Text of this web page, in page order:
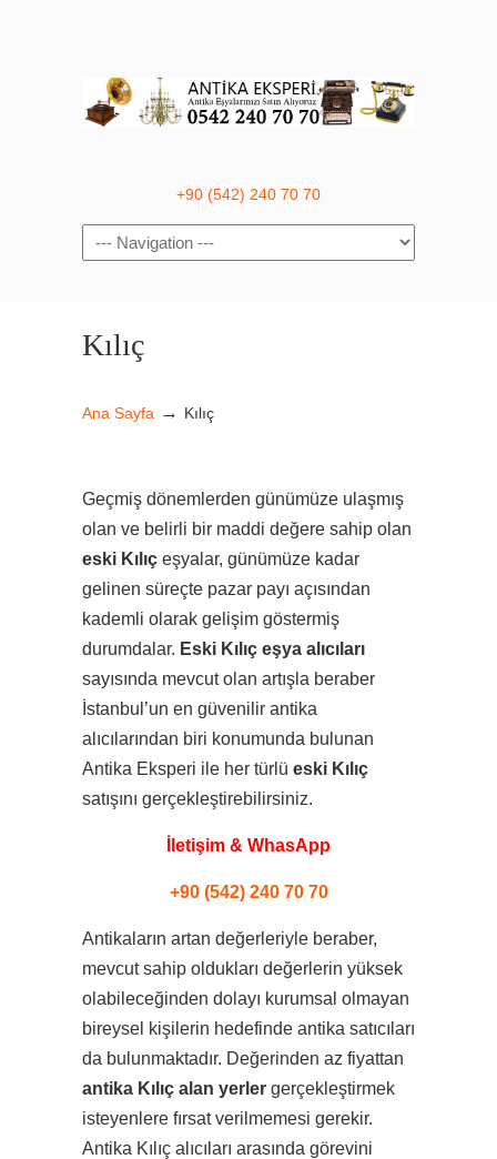
+90 (542) 240 70 70
Navigation
Kılıç
Ana Sayfa → Kılıç
Geçmiş dönemlerden günümüze ulaşmış
olan ve belirli bir maddi değere sahip olan
eski Kılıç eşyalar, günümüze kadar
gelinen süreçte pazar payı açısından
kademli olarak gelişim göstermiş
durumdalar. Eski Kılıç eşya alıcıları
sayısında mevcut olan artışla beraber
İstanbul’un en güvenilir antika
alıcılarından biri konumunda bulunan
Antika Eksperi ile her türlü eski Kılıç
satışını gerçekleştirebilirsiniz.
İletişim & WhasApp
+90 (542) 240 70 70
Antikaların artan değerleriyle beraber,
mevcut sahip oldukları değerlerin yüksek
olabileceğinden dolayı kurumsal olmayan
bireysel kişilerin hedefinde antika satıcıları
da bulunmaktadır. Değerinden az fiyattan
antika Kılıç alan yerler gerçekleştirmek
isteyenlere fırsat verilmemesi gerekir.
Antika Kılıç alıcıları arasında görevini